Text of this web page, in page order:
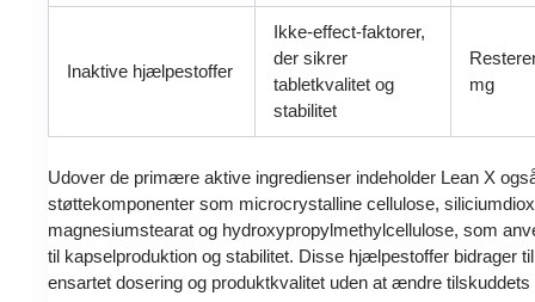
Inaktive hjælpestoffer
Ikke-effect-faktorer,
der sikrer
tabletkvalitet og
stabilitet
mg
Udover de primære aktive ingredienser indeholder Lean X
støttekomponenter som microcrystalline cellulose,
magnesiumstearat og hydroxypropylmethylcellulose, som
til kapselproduktion og stabilitet. Disse hjælpestoffer bidrager til
ensartet dosering og produktkvalitet uden at ændre tilskuddets